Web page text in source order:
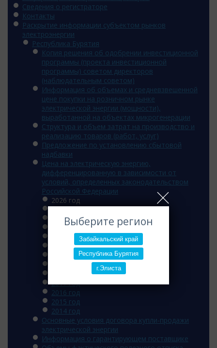
Выберите регион
Забайкальский край
Республика Бурятия
г.Элиста
Сведения о регистраторе
Контакты
Раскрытие информации субъектом рынков
электроэнергии
Республика Бурятия
Копия решения об одобрении инвестиционной
программы (проекта инвестиционной
программы) советом директоров
(наблюдательным советом)
Информация об объемах и средневзвешенной
цене покупки на розничном рынке
электрической энергии (мощности),
выработанной на объектах микрогенерации
Структура и объем затрат на производство и
реализацию товаров (работ, услуг)
Предложение по установлению сбытовой
надбавки
Цена на электрическую энергию,
дифференцированную в зависимости от
условий, определенных законодательством
Российской Федерации
2026 год
2025 год
2024 год
2023 год
2022 год
2021 год
2020 год
2017 год
2016 год
2015 год
2014 год
Основные условия договора купли-продажи
электрической энергии
Информация о гарантирующем поставщике